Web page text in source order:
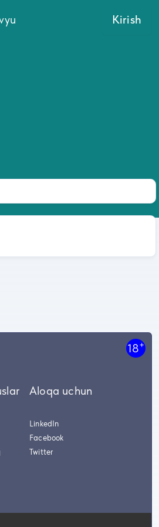
Kirish
18+
Aloqa uchun
LinkedIn
Facebook
Twitter